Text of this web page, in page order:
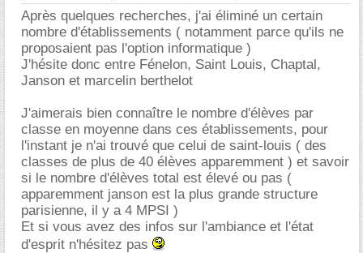
Après quelques recherches, j'ai éliminé un certain
nombre d'établissements ( notamment parce qu'ils ne
proposaient pas l'option informatique )
J'hésite donc entre Fénelon, Saint Louis, Chaptal,
Janson et marcelin berthelot
J'aimerais bien connaître le nombre d'élèves par
classe en moyenne dans ces établissements, pour
l'instant je n'ai trouvé que celui de saint-louis ( des
classes de plus de 40 élèves apparemment ) et savoir
si le nombre d'élèves total est élevé ou pas (
apparemment janson est la plus grande structure
parisienne, il y a 4 MPSI )
Et si vous avez des infos sur l'ambiance et l'état
d'esprit n'hésitez pas